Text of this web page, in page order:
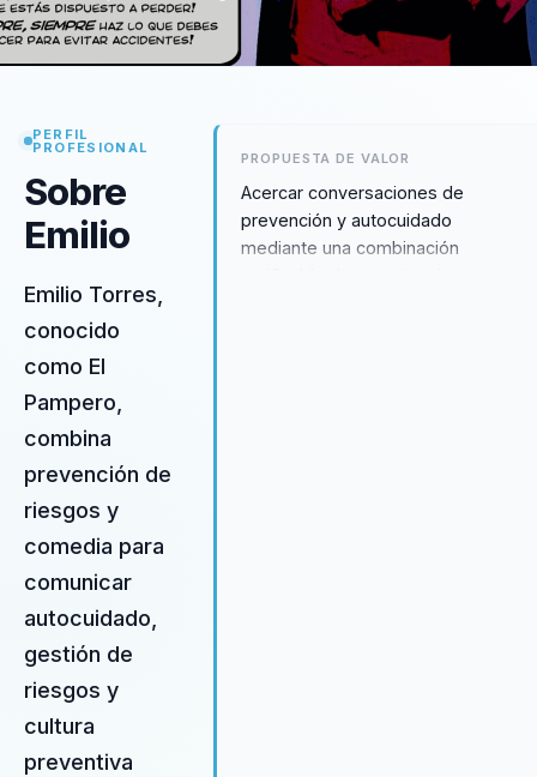
PERFIL
PROFESIONAL
Sobre
Emilio
Emilio Torres,
conocido
como El
Pampero,
combina
prevención de
riesgos y
comedia para
comunicar
autocuidado,
gestión de
riesgos y
cultura
preventiva
PROPUESTA DE VALOR
Acercar conversaciones de
prevención y autocuidado
mediante una combinación